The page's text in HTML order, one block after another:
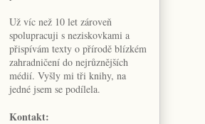
Už víc než 10 let zároveň
spolupracuji s neziskovkami a
přispívám texty o přírodě blízkém
zahradničení do nejrůznějších
médií. Vyšly mi tři knihy, na
jedné jsem se podílela.
Kontakt: